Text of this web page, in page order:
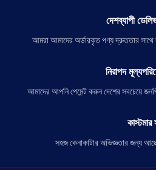
দেশব্যাপী
আমরা আমাদের অর্ডারকৃত পণ্য দ্রুততার সাথে
নিরাপদ
আমাদের আপনি পেমেন্ট করুন দেশের সবচেয়ে
কাস্টমার
সহজ কেনাকাটার অভিজ্ঞতার জন্য